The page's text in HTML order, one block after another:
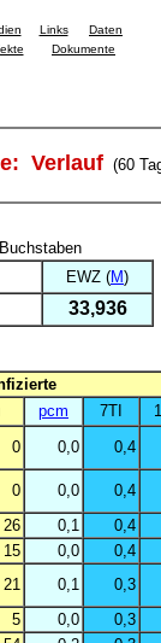
Links
Daten
Dokumente
Verlauf (60
EWZ (M)
33,936
pcm 7TI
0 0,0 0,4
0 0,0
0,4
26 0,1
0,4
15 0,0
0,4
21 0,1
0,3
5 0,0
0,3